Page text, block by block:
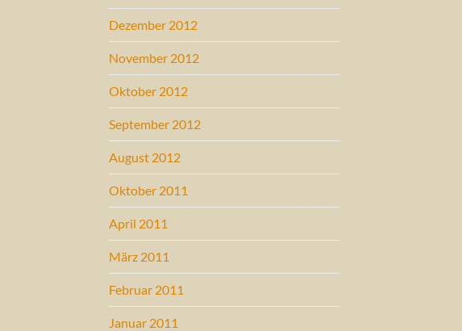
Dezember 2012
November 2012
Oktober 2012
September 2012
August 2012
Oktober 2011
April 2011
März 2011
Februar 2011
Januar 2011